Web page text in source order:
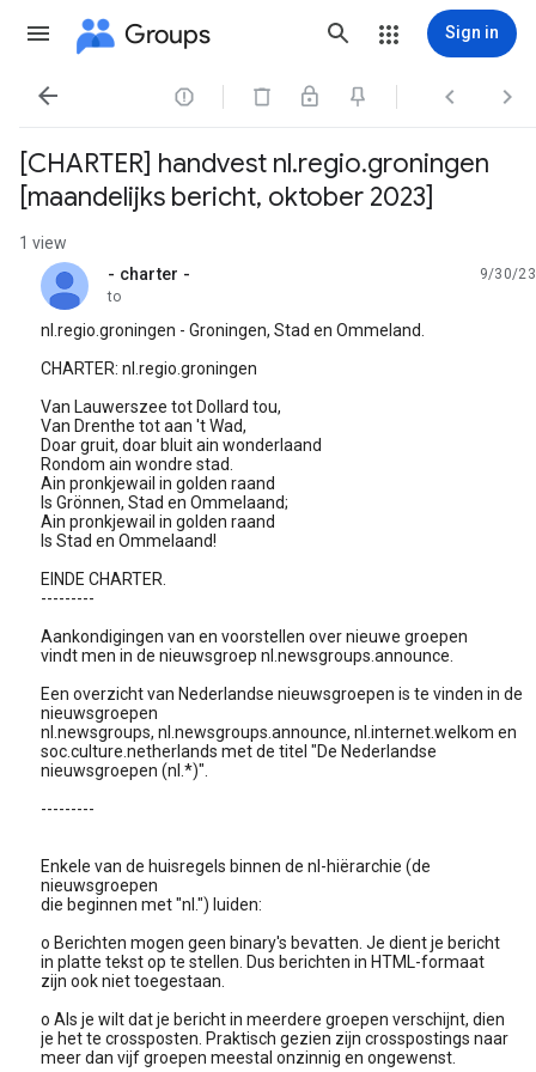
Groups Sign in
   
[CHARTER] handvest nl.regio.groningen
[maandelijks bericht, oktober 2023]
1 view
- charter -
unread,
9/30/23
to
nl.regio.groningen - Groningen, Stad en Ommeland.
CHARTER: nl.regio.groningen
Van Lauwerszee tot Dollard tou,
Van Drenthe tot aan 't Wad,
Doar gruit, doar bluit ain wonderlaand
Rondom ain wondre stad.
Ain pronkjewail in golden raand
Is Grönnen, Stad en Ommelaand;
Ain pronkjewail in golden raand
Is Stad en Ommelaand!
EINDE CHARTER.
---------
Aankondigingen van en voorstellen over nieuwe groepen
vindt men in de nieuwsgroep nl.newsgroups.announce.
Een overzicht van Nederlandse nieuwsgroepen is te vinden in de
nieuwsgroepen
nl.newsgroups, nl.newsgroups.announce, nl.internet.welkom en
soc.culture.netherlands met de titel "De Nederlandse
nieuwsgroepen (nl.*)".
---------
Enkele van de huisregels binnen de nl-hiërarchie (de
nieuwsgroepen
die beginnen met "nl.") luiden:
o Berichten mogen geen binary's bevatten. Je dient je bericht
in platte tekst op te stellen. Dus berichten in HTML-formaat
zijn ook niet toegestaan.
o Als je wilt dat je bericht in meerdere groepen verschijnt, dien
je het te crossposten. Praktisch gezien zijn crosspostings naar
meer dan vijf groepen meestal onzinnig en ongewenst.